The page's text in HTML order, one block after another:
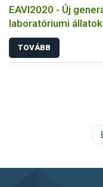
EAVI2020 - Új
laboratóriumi
TOVÁBB